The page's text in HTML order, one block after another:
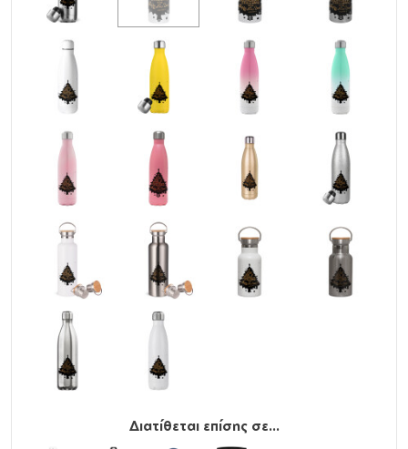
Διατίθεται επίσης σε...